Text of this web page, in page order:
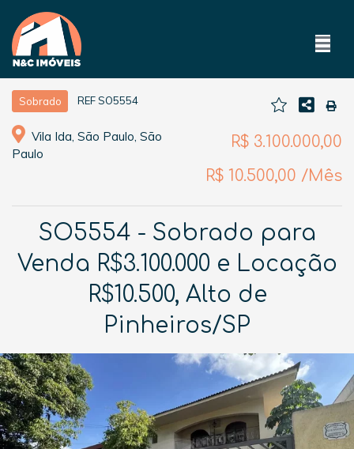
Sobrado REF SO5554
Vila Ida, São Paulo, São
Paulo
R$ 3.100.000,00
R$ 10.500,00 /Mês
SO5554 - Sobrado para
Venda R$3.100.000 e Locação
R$10.500, Alto de
Pinheiros/SP